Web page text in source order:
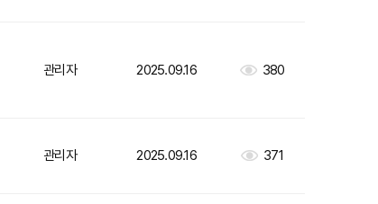
관리자 2025.09.16 380
관리자 2025.09.16 371